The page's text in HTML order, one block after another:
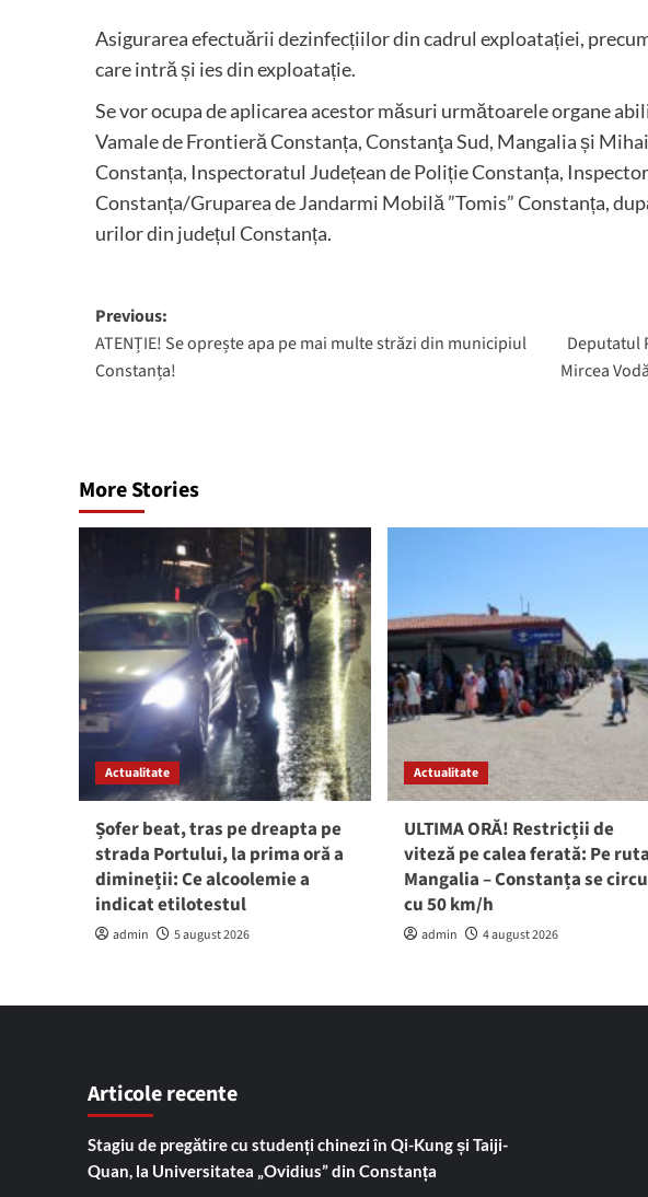
Asigurarea efectuării dezinfecțiilor din cadrul exploatației,
care intră și ies din exploatație.
Se vor ocupa de aplicarea acestor măsuri următoarele organe
Vamale de Frontieră Constanța, Constanţa Sud, Mangalia și
Constanța, Inspectoratul Județean de Poliție Constanța,
Constanța/Gruparea de Jandarmi Mobilă ”Tomis” Constanța,
urilor din județul Constanța.
Post
navigation
Previous:
ATENȚIE! Se oprește apa pe mai multe străzi din municipiul
Constanța!
Deputatul
Mircea
More Stories
Actualitate
Șofer beat, tras pe dreapta pe
strada Portului, la prima oră a
dimineții: Ce alcoolemie a
indicat etilotestul
admin 5 august 2026
Actualitate
ULTIMA ORĂ! Restricții de
viteză pe calea ferată: Pe ruta
Mangalia – Constanța se
cu 50 km/h
admin 4 august 2026
Articole recente
Stagiu de pregătire cu studenți chinezi în Qi-Kung și Taiji-
Quan, la Universitatea „Ovidius” din Constanța